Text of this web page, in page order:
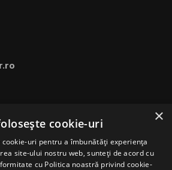
cookie-urilor
×
cookie-uri
uri pentru a îmbunătăți experiența
site-ului nostru web, sunteți de acord cu
cu Politica noastră privind cookie-